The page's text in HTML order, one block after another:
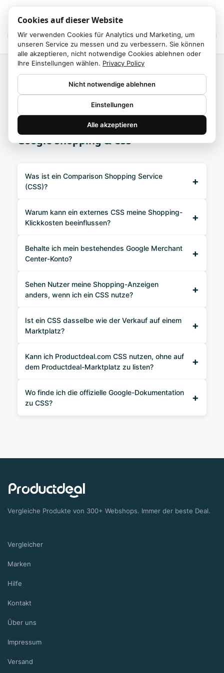
Cookies auf dieser Website
Wir verwenden Cookies für Analytics und Marketing, um
unseren Service zu messen und zu verbessern. Sie können
alle akzeptieren, nicht notwendige Cookies ablehnen oder
Ihre Einstellungen wählen. Privacy Policy
Nicht notwendige ablehnen
Einstellungen
Alle akzeptieren
FAQ
Deutsch
Google Shopping & CSS
Was ist ein Comparison Shopping Service
(CSS)?
+
Warum kann ein externes CSS meine Shopping-
Klickkosten beeinflussen?
+
Behalte ich mein bestehendes Google Merchant
Center-Konto?
+
Sehen Nutzer meine Shopping-Anzeigen
anders, wenn ich ein CSS nutze?
+
Ist ein CSS dasselbe wie der Verkauf auf einem
Marktplatz?
+
Kann ich Productdeal.com CSS nutzen, ohne auf
dem Productdeal-Marktplatz zu listen?
+
Wo finde ich die offizielle Google-Dokumentation
zu CSS?
+
Vergleiche Produkte von 300+ Webshops. Immer der beste Deal.
Vergleicher
Marken
Hilfe
Kontakt
Über uns
Impressum
Versand